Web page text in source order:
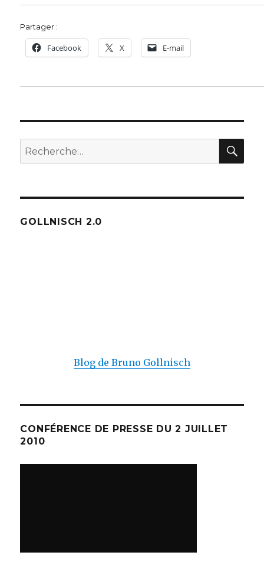
Partager :
Facebook X E-mail
Recherche
pour :
GOLLNISCH 2.0
Blog de Bruno Gollnisch
CONFÉRENCE DE PRESSE DU 2 JUILLET
2010